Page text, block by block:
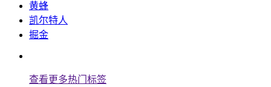
黄蜂
凯尔特人
掘金
查看更多热门标签